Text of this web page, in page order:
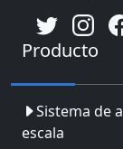
Producto
Sistema de
escala